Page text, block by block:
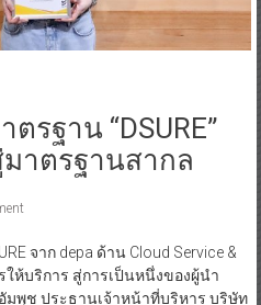
ตรฐาน “dSURE”
าตรฐานสากล
จาก depa ด้าน Cloud Service &
ให้บริการ สู่การเป็นหนึ่งของผู้นำ
ประธานเจ้าหน้าที่บริหาร บริษัท